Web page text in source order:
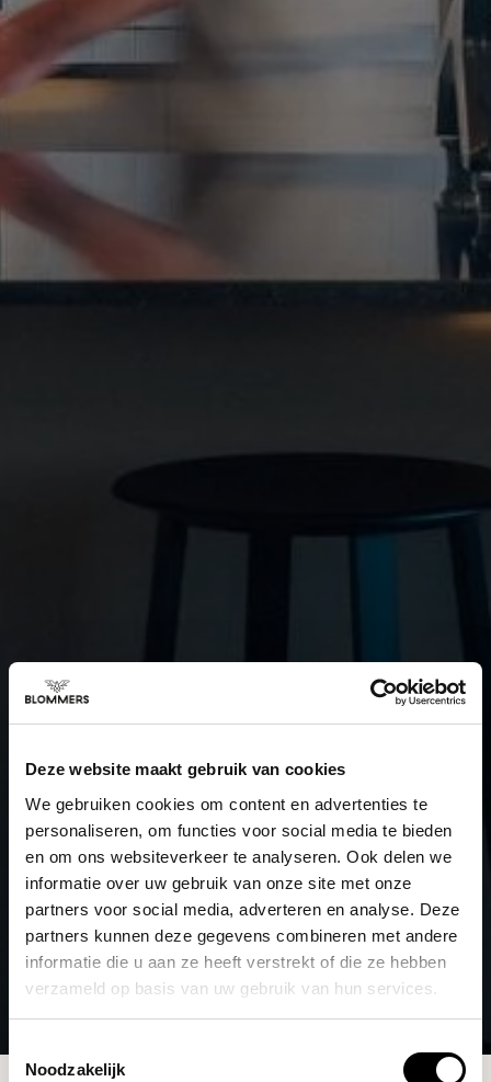
Deze website maakt gebruik van cookies
We gebruiken cookies om content en advertenties te
personaliseren, om functies voor social media te bieden
en om ons websiteverkeer te analyseren. Ook delen we
informatie over uw gebruik van onze site met onze
partners voor social media, adverteren en analyse. Deze
partners kunnen deze gegevens combineren met andere
informatie die u aan ze heeft verstrekt of die ze hebben
verzameld op basis van uw gebruik van hun services.
Noodzakelijk